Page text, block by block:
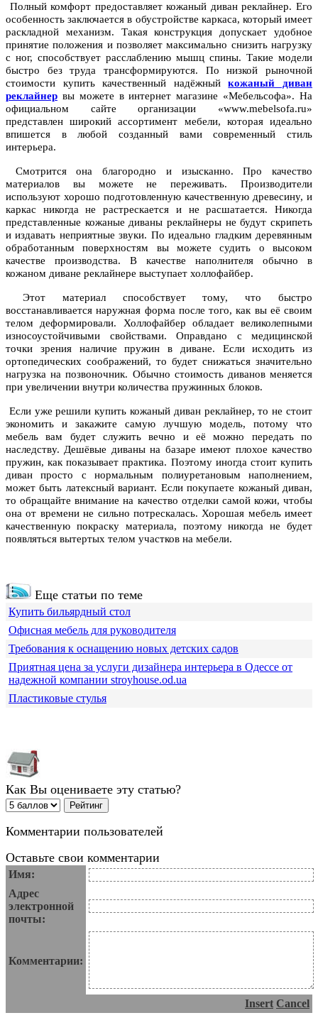
Полный комфорт предоставляет кожаный диван реклайнер. Его
особенность заключается в обустройстве каркаса, который имеет
раскладной механизм. Такая конструкция допускает удобное
принятие положения и позволяет максимально снизить нагрузку
с ног, способствует расслаблению мышц спины. Такие модели
быстро без труда трансформируются. По низкой рыночной
стоимости купить качественный надёжныйкожаный диван
реклайнер вы можете в интернет магазине «Мебельсофа». На
официальном сайте организации «www.mebelsofa.ru»
представлен широкий ассортимент мебели, которая идеально
впишется в любой созданный вами современный стиль
интерьера.
Смотрится она благородно и изысканно. Про качество
материалов вы можете не переживать. Производители
используют хорошо подготовленную качественную древесину, и
каркас никогда не растрескается и не расшатается. Никогда
представленные кожаные диваны реклайнеры не будут скрипеть
и издавать неприятные звуки. По идеально гладким деревянным
обработанным поверхностям вы можете судить о высоком
качестве производства. В качестве наполнителя обычно в
кожаном диване реклайнере выступает холлофайбер.
Этот материал способствует тому, что быстро
восстанавливается наружная форма после того, как вы её своим
телом деформировали. Холлофайбер обладает великолепными
износоустойчивыми свойствами. Оправдано с медицинской
точки зрения наличие пружин в диване. Если исходить из
ортопедических соображений, то будет снижаться значительно
нагрузка на позвоночник. Обычно стоимость диванов меняется
при увеличении внутри количества пружинных блоков.
Если уже решили купить кожаный диван реклайнер, то не стоит
экономить и закажите самую лучшую модель, потому что
мебель вам будет служить вечно и её можно передать по
наследству. Дешёвые диваны на базаре имеют плохое качество
пружин, как показывает практика. Поэтому иногда стоит купить
диван просто с нормальным полиуретановым наполнением,
может быть латексный вариант. Если покупаете кожаный диван,
то обращайте внимание на качество отделки самой кожи, чтобы
она от времени не сильно потрескалась. Хорошая мебель имеет
качественную покраску материала, поэтому никогда не будет
появляться вытертых телом участков на мебели.
Еще статьи по теме
Купить бильярдный стол
Офисная мебель для руководителя
Требования к оснащению новых детских садов
Приятная цена за услуги дизайнера интерьера в Одессе от
надежной компании stroyhouse.od.ua
Пластиковые стулья
Как Вы оцениваете эту статью?
Комментарии пользователей
Оставьте свои комментарии
Имя:
Адрес
электронной
почты:
Комментарии:
Insert Cancel